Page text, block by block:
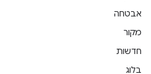
אבטחה
מקור
חדשות
בלוג